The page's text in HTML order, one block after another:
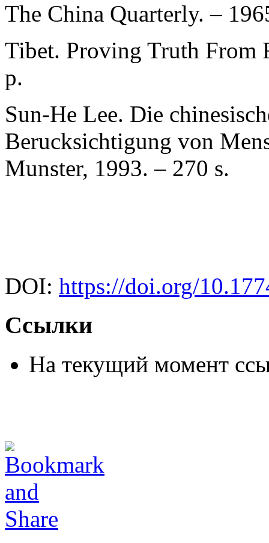
The China Quarterly. –
Tibet. Proving Truth From
р.
Sun-He Lee. Die
Berucksichtigung von
Munster, 1993. – 270 s.
DOI: https://doi.org/
Ссылки
На текущий момент